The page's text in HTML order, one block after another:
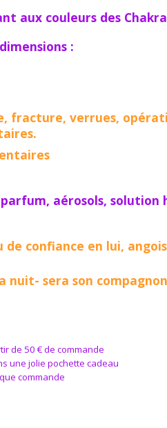
aux couleurs des
:
fracture, verrues,
aérosols, solution
confiance en lui,
nuit- sera son
de 50 € de commande
une jolie pochette cadeau
commande